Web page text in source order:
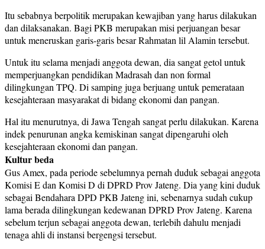
Itu sebabnya berpolitik merupakan kewajiban yang harus dilakukan
dan dilaksanakan. Bagi PKB merupakan misi perjuangan besar
untuk meneruskan garis-garis besar Rahmatan lil Alamin tersebut.
Untuk itu selama menjadi anggota dewan, dia sangat getol untuk
memperjuangkan pendidikan Madrasah dan non formal
dilingkungan TPQ. Di samping juga berjuang untuk pemerataan
kesejahteraan masyarakat di bidang ekonomi dan pangan.
Hal itu menurutnya, di Jawa Tengah sangat perlu dilakukan. Karena
indek penurunan angka kemiskinan sangat dipengaruhi oleh
kesejahteraan ekonomi dan pangan.
Kultur beda
Gus Amex, pada periode sebelumnya pernah duduk sebagai anggota
Komisi E dan Komisi D di DPRD Prov Jateng. Dia yang kini duduk
sebagai Bendahara DPD PKB Jateng ini, sebenarnya sudah cukup
lama berada dilingkungan kedewanan DPRD Prov Jateng. Karena
sebelum terjun sebagai anggota dewan, terlebih dahulu menjadi
tenaga ahli di instansi bergengsi tersebut.